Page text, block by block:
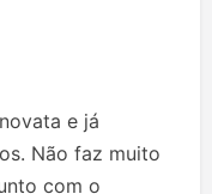
e já
Não faz muito
com o